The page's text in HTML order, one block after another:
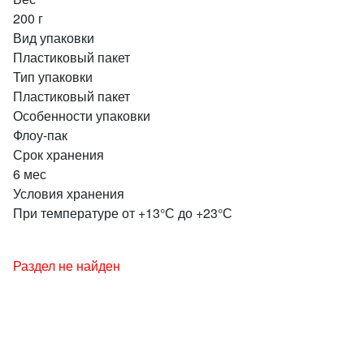
200 г
Вид упаковки
Пластиковый пакет
Тип упаковки
Пластиковый пакет
Особенности упаковки
Флоу-пак
Срок хранения
6 мес
Условия хранения
При температуре от +13°С до +23°С
Раздел не найден